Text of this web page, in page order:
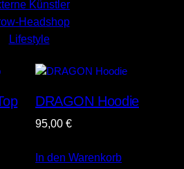
Künstler
Headshop
Lifestyle
DRAGON Hoodie
95,00€
In den Warenkorb